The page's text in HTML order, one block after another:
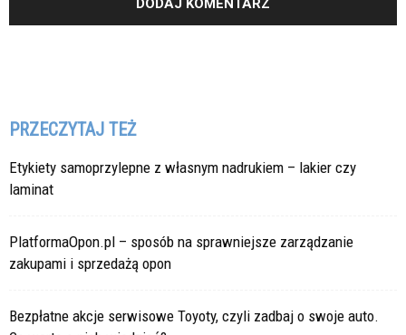
PRZECZYTAJ TEŻ
Etykiety samoprzylepne z własnym nadrukiem – lakier czy
laminat
PlatformaOpon.pl – sposób na sprawniejsze zarządzanie
zakupami i sprzedażą opon
Bezpłatne akcje serwisowe Toyoty, czyli zadbaj o swoje auto.